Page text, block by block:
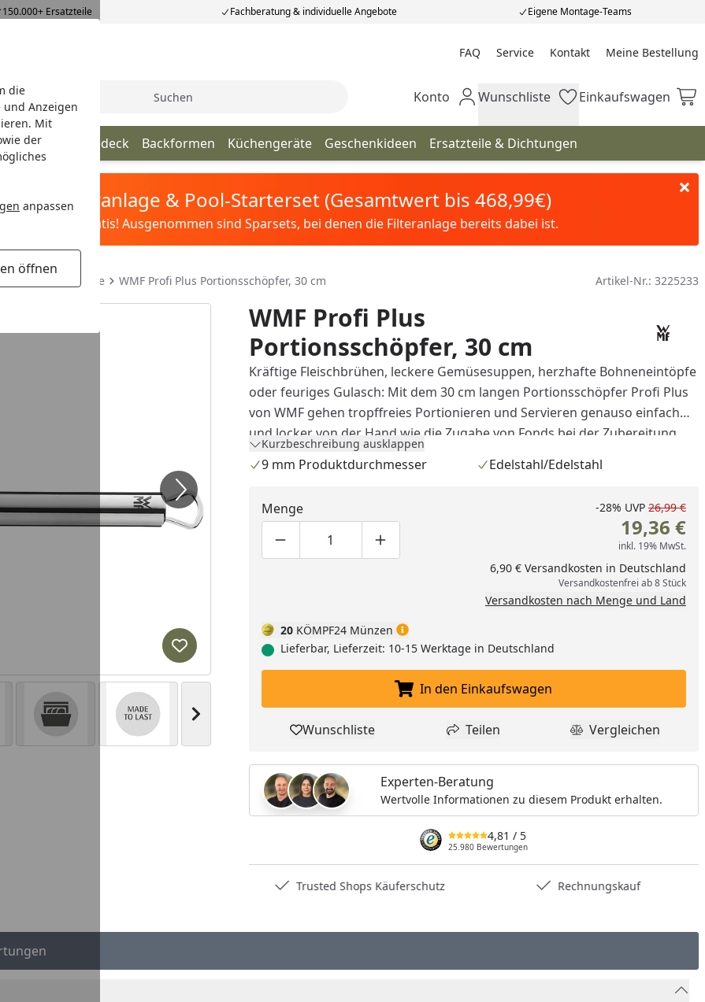
die
Anzeigen
Mit
der
anpassen
öffnen
150.000+ Ersatzteile Fachberatung & individuelle Angebote Eigene Montage-Teams
FAQ Service Kontakt Meine Bestellung
Meine Bestellung
Suche Mein Konto
Konto Wunschliste
Wunschliste Einkaufswagen
Einkaufswagen
Tischgedeck Backformen Küchengeräte Geschenkideen Ersatzteile & Dichtungen
Sandfilteranlage & Pool-Starterset (Gesamtwert bis 468,99€)
gratis! Ausgenommen sind Sparsets, bei denen die Filteranlage bereits dabei ist.
für Einzelbestecke WMF Profi Plus Portionsschöpfer, 30 cm Artikel-Nr.: 3225233
Nächstes Bild anzeigen
Produkt zur Wunschliste hinzufügen
WMF Profi Plus
Portionsschöpfer, 30 cm
Kräftige Fleischbrühen, leckere Gemüsesuppen, herzhafte Bohneneintöpfe
oder feuriges Gulasch: Mit dem 30 cm langen Portionsschöpfer Profi Plus
von WMF gehen tropffreies Portionieren und Servieren genauso einfach
und locker von der Hand wie die Zugabe von Fonds bei der Zubereitung
cremigen Risottos oder das Einschenken winterlichen Glühweins in Tassen.
Gefertigt aus genauso edlem wie strapazierfähigem Cromargan®:
darf selbstverständlich auch zur unkomplizierten und komfortablen
Reinigung in die Spülmaschine.
Kurzbeschreibung ausklappen
9 mm Produktdurchmesser Edelstahl/Edelstahl
Menge
Produktmenge um eins verringern
Produktmenge manuell eingeben
Produktmenge um eins erhöhen
-28% UVP 26,99 €
19,36 €
inkl. 19% MwSt.
6,90 € Versandkosten in Deutschland
Versandkostenfrei ab 8 Stück
Versandkosten nach Menge und Land
20 KÖMPF24 Münzen
Lieferbar, Lieferzeit: 10-15 Werktage in Deutschland
In den Einkaufswagen legen
In den Einkaufswagen
Produkt zur Wunschliste hinzufügen
Wunschliste Teilen
Teilen Produkt
Vergleichen
Experten-Beratung
Wertvolle Informationen zu diesem Produkt erhalten.
4,81 / 5
25.980 Bewertungen
Trusted Shops Käuferschutz Rechnungskauf